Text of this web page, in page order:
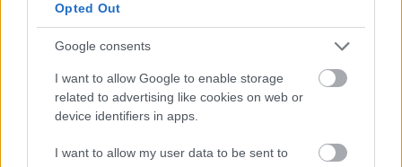
Opted Out
Google consents
I want to allow Google to enable storage
related to advertising like cookies on web or
device identifiers in apps.
I want to allow my user data to be sent to
meglepetésként. Ahogy az ifjabb Glover karrierjének,
úgy Lehelének is ez a film adhat egy komoly löketet.
A korábban inkább további magyar hangként ismert
Kisfalusi hálásan közelít a majd' címszerephez.
Hangjátéka dinamikus, a poénok ülnek és a duó jól
működik - így további közös feltűnésre is számítok.
Oroszlánkirály "élőszereplős" változata lesz,